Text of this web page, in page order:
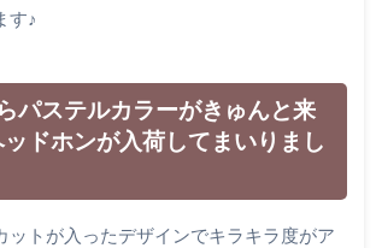
す♪
パステルカラーがきゅんと来
ッドホンが入荷してまいりまし
ットが入ったデザインでキラキラ度がア